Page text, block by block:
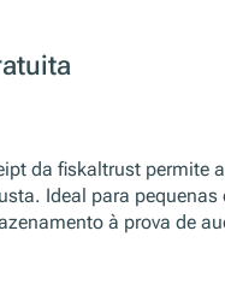
da fiskaltrust
Ideal para
à prova de